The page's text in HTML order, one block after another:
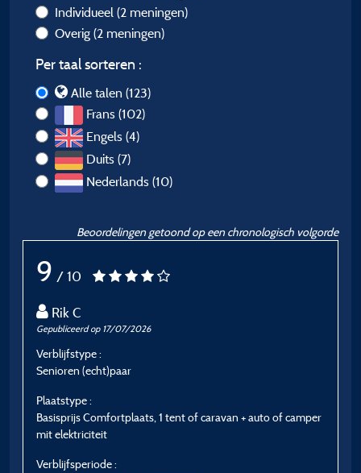
Individueel (2 meningen)
Overig (2 meningen)
Per taal sorteren :
Alle talen (123)
Frans (102)
Engels (4)
Duits (7)
Nederlands (10)
Beoordelingen getoond op een chronologisch volgorde
9 / 10
Rik C
Gepubliceerd op 17/07/2026
Verblijfstype :
Senioren (echt)paar
Plaatstype :
Basisprijs Comfortplaats, 1 tent of caravan + auto of camper
mit elektriciteit
Verblijfsperiode :